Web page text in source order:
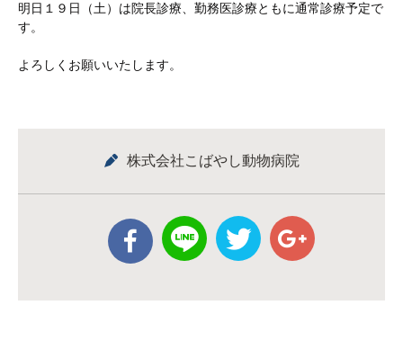
明日１９日（土）は院長診療、勤務医診療ともに通常診療予定で
す。
よろしくお願いいたします。
株式会社こばやし動物病院